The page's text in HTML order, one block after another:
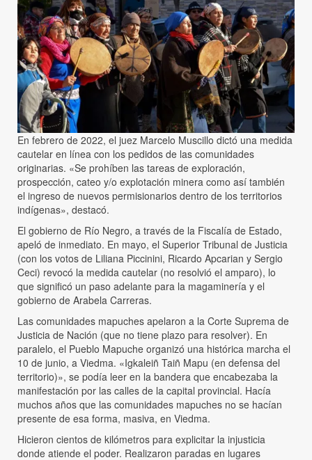
En febrero de 2022, el juez Marcelo Muscillo dictó una medida
cautelar en línea con los pedidos de las comunidades
originarias. «Se prohíben las tareas de exploración,
prospección, cateo y/o explotación minera como así también
el ingreso de nuevos permisionarios dentro de los territorios
indígenas», destacó.
El gobierno de Río Negro, a través de la Fiscalía de Estado,
apeló de inmediato. En mayo, el Superior Tribunal de Justicia
(con los votos de Liliana Piccinini, Ricardo Apcarian y Sergio
Ceci) revocó la medida cautelar (no resolvió el amparo), lo
que significó un paso adelante para la magaminería y el
gobierno de Arabela Carreras.
Las comunidades mapuches apelaron a la Corte Suprema de
Justicia de Nación (que no tiene plazo para resolver). En
paralelo, el Pueblo Mapuche organizó una histórica marcha el
10 de junio, a Viedma. «Igkaleiñ Taiñ Mapu (en defensa del
territorio)», se podía leer en la bandera que encabezaba la
manifestación por las calles de la capital provincial. Hacía
muchos años que las comunidades mapuches no se hacían
presente de esa forma, masiva, en Viedma.
Hicieron cientos de kilómetros para explicitar la injusticia
donde atiende el poder. Realizaron paradas en lugares